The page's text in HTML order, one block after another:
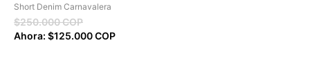
Short Denim Carnavalera
$250.000 COP
Ahora: $125.000 COP